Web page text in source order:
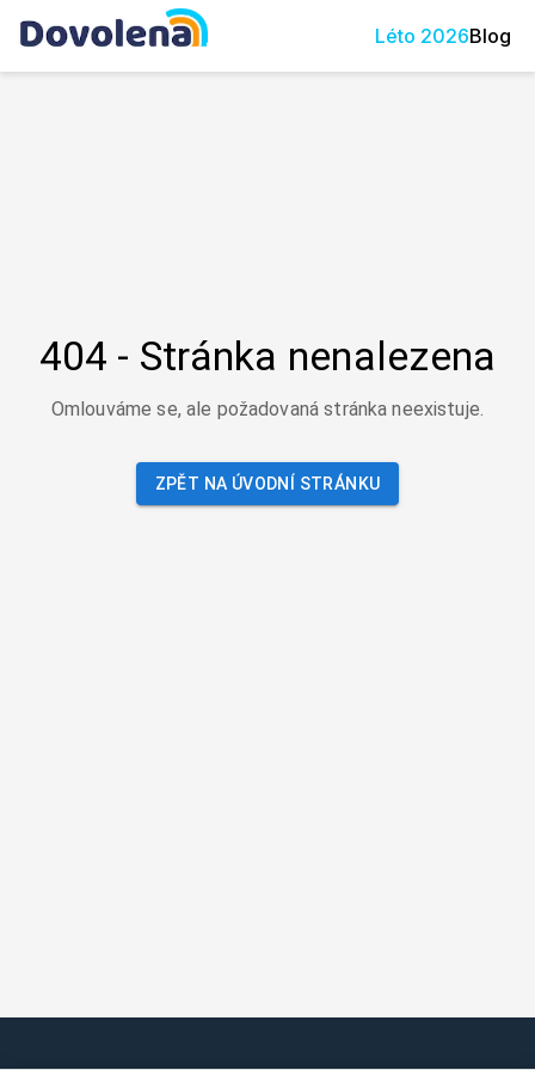
Léto 2026Blog
404 - Stránka nenalezena
Omlouváme se, ale požadovaná stránka neexistuje.
ZPĚT NA ÚVODNÍ STRÁNKU